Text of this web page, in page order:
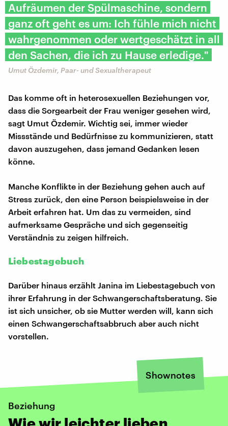
Aufräumen der Spülmaschine, sondern
ganz oft geht es um: Ich fühle mich nicht
wahrgenommen oder wertgeschätzt in all
den Sachen, die ich zu Hause erledige."
Umut Özdemir, Paar- und Sexualtherapeut
Das komme oft in heterosexuellen Beziehungen vor,
dass die Sorgearbeit der Frau weniger gesehen wird,
sagt Umut Özdemir. Wichtig sei, immer wieder
Missstände und Bedürfnisse zu kommunizieren, statt
davon auszugehen, dass jemand Gedanken lesen
könne.
Manche Konflikte in der Beziehung gehen auch auf
Stress zurück, den eine Person beispielsweise in der
Arbeit erfahren hat. Um das zu vermeiden, sind
aufmerksame Gespräche und sich gegenseitig
Verständnis zu zeigen hilfreich.
Liebestagebuch
Darüber hinaus erzählt Janina im Liebestagebuch von
ihrer Erfahrung in der Schwangerschaftsberatung. Sie
ist sich unsicher, ob sie Mutter werden will, kann sich
einen Schwangerschaftsabbruch aber auch nicht
vorstellen.
Shownotes
Beziehung